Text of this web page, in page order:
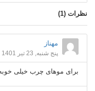
نظرات (1
)
مهناز
پنج شنبه, 23 تیر 1401 22:18
برای موهای چرب خیلی